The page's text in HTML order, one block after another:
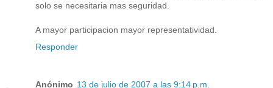
solo se necesitaria mas seguridad.
A mayor participacion mayor representatividad.
Responder
Anónimo 13 de julio de 2007 a las 9:14 p.m.